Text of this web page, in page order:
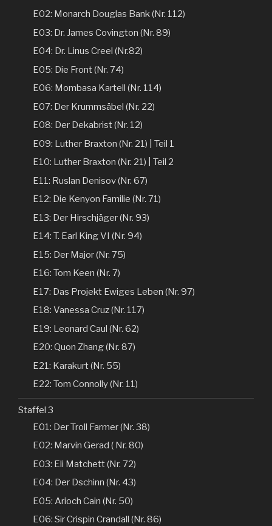
E02: Monarch Douglas Bank (Nr. 112)
E03: Dr. James Covington (Nr. 89)
E04: Dr. Linus Creel (Nr.82)
E05: Die Front (Nr. 74)
E06: Mombasa Kartell (Nr. 114)
E07: Der Krummsäbel (Nr. 22)
E08: Der Dekabrist (Nr. 12)
E09: Luther Braxton (Nr. 21) | Teil 1
E10: Luther Braxton (Nr. 21) | Teil 2
E11: Ruslan Denisov (Nr. 67)
E12: Die Kenyon Familie (Nr. 71)
E13: Der Hirschjäger (Nr. 93)
E14: T. Earl King VI (Nr. 94)
E15: Der Major (Nr. 75)
E16: Tom Keen (Nr. 7)
E17: Das Projekt Ewiges Leben (Nr. 97)
E18: Vanessa Cruz (Nr. 117)
E19: Leonard Caul (Nr. 62)
E20: Quon Zhang (Nr. 87)
E21: Karakurt (Nr. 55)
E22: Tom Connolly (Nr. 11)
Staffel 3
E01: Der Troll Farmer (Nr. 38)
E02: Marvin Gerad ( Nr. 80)
E03: Eli Matchett (Nr. 72)
E04: Der Dschinn (Nr. 43)
E05: Arioch Cain (Nr. 50)
E06: Sir Crispin Crandall (Nr. 86)